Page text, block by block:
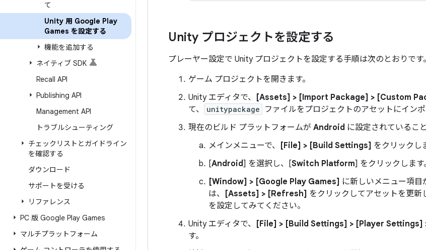
て
Unity 用 Google Play
Games を設定する
機能を追加する
ネイティブ SDK
Recall API
Publishing API
Management API
トラブルシューティング
チェックリストとガイドライン
を確認する
ダウンロード
サポートを受ける
リファレンス
PC 版 Google Play Games
マルチプラットフォーム
Unity プロジェクトを設定する
プレーヤー設定で Unity プロジェクトを設定する手順は次のとおりです。
ゲーム プロジェクトを開きます。
Unity エディタで、
[Assets] > [Import Package] > [Custom
て、
unitypackage
ファイルをプロジェクトのアセットにインポ
現在のビルド プラットフォームが Android に設定されているこ
メインメニューで、
[File] > [Build Settings] をクリックし
[Android] を選択し、[Switch Platform] をクリックします。
[Window] > [Google Play Games] に新しいメニュー項
は、
[Assets] > [Refresh] をクリックしてアセットを更
を設定してみてください。
Unity エディタで、
[File] > [Build Settings] > [Player Settings]
す。